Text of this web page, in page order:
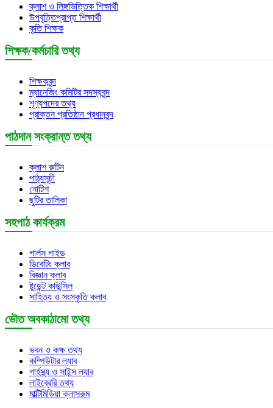
ক্লাশ ও লিঙ্গভিত্তিক শিক্ষার্থী
উপবৃত্তিপ্রাপ্ত শিক্ষার্থী
কৃতি শিক্ষক
শিক্ষক/কর্মচারি তথ্য
শিক্ষকবৃন্দ
ম্যানেজিং কমিটির সদস্যবৃন্দ
শূণ্যপদের তথ্য
প্রাক্তন প্রতিষ্ঠান প্রধানবৃন্দ
পাঠদান সংক্রান্ত তথ্য
ক্লাশ রুটিন
পাঠ্যসূচী
নোটিশ
ছুটির তালিকা
সহপাঠ কার্যক্রম
গার্লস গাইড
ডিবেটিং ক্লাব
বিজ্ঞান ক্লাব
ষ্টুডেন্ট কাউন্সিল
সাহিত্য ও সংস্কৃতি ক্লাব
ভৌত অবকাঠামো তথ্য
ভবন ও কক্ষ তথ্য
কম্পিউটার ল্যাব
গার্হস্থ্য ও সাইন্স ল্যাব
লাইব্রেরি তথ্য
মাল্টিমিডিয়া ক্লাসরুম